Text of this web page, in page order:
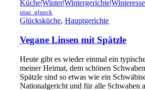
utas_glueck
Glücksküche,Hauptgerichte
Vegane Linsen mit Spätzle
Heute gibt es wieder einmal ein
meiner Heimat, dem schönen
Spätzle sind so etwas wie ein
Nationalgericht und für alle Schwaben